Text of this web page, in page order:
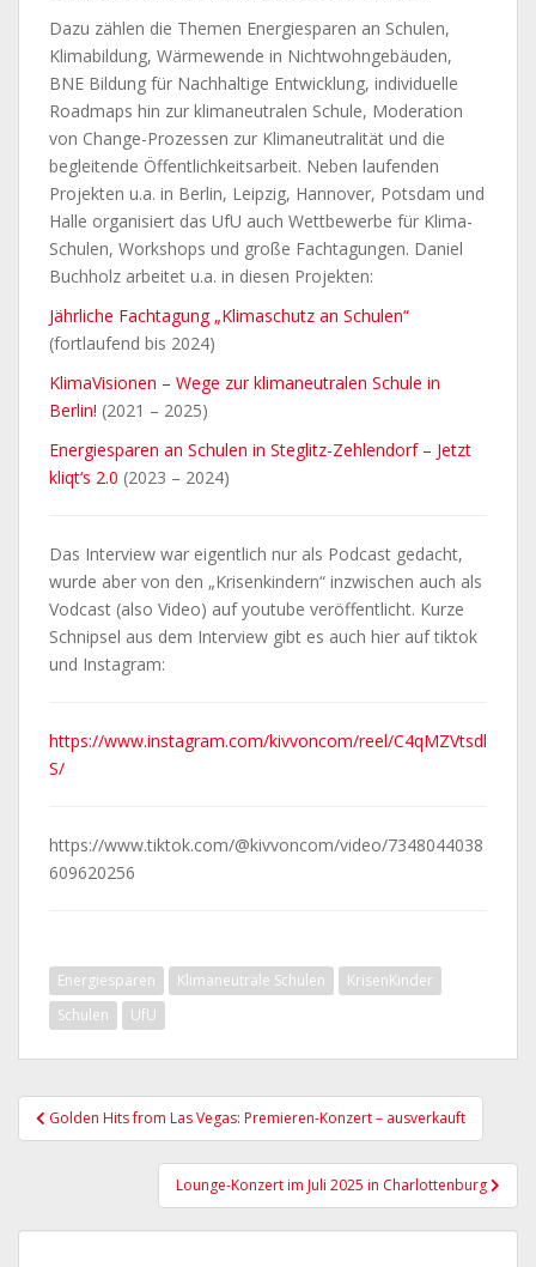
Dazu zählen die Themen Energiesparen an Schulen,
Klimabildung, Wärmewende in Nichtwohngebäuden,
BNE Bildung für Nachhaltige Entwicklung, individuelle
Roadmaps hin zur klimaneutralen Schule, Moderation
von Change-Prozessen zur Klimaneutralität und die
begleitende Öffentlichkeitsarbeit. Neben laufenden
Projekten u.a. in Berlin, Leipzig, Hannover, Potsdam und
Halle organisiert das UfU auch Wettbewerbe für Klima-
Schulen, Workshops und große Fachtagungen. Daniel
Buchholz arbeitet u.a. in diesen Projekten:
Jährliche Fachtagung „Klimaschutz an Schulen“
(fortlaufend bis 2024)
KlimaVisionen – Wege zur klimaneutralen Schule in
Berlin! (2021 – 2025)
Energiesparen an Schulen in Steglitz-Zehlendorf – Jetzt
kliqt‘s 2.0 (2023 – 2024)
Das Interview war eigentlich nur als Podcast gedacht,
wurde aber von den „Krisenkindern“ inzwischen auch als
Vodcast (also Video) auf youtube veröffentlicht. Kurze
Schnipsel aus dem Interview gibt es auch hier auf tiktok
und Instagram:
https://www.instagram.com/kivvoncom/reel/C4qMZVtsdl
S/
https://www.tiktok.com/@kivvoncom/video/7348044038
609620256
Energiesparen Klimaneutrale Schulen
KrisenKinder
Schulen
UfU
Beitragsnavigation
Golden Hits from Las Vegas: Premieren-Konzert – ausverkauft
Lounge-Konzert im Juli 2025 in Charlottenburg